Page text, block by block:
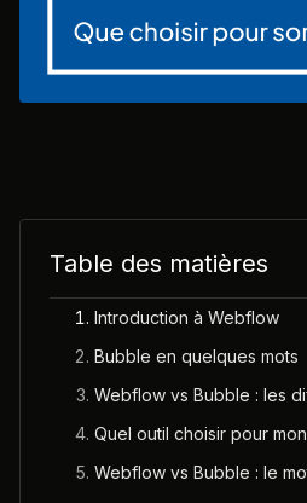
Table des matières
Introduction à Webflow
Bubble en quelques mots
Webflow vs Bubble : les
Quel outil choisir pour
Webflow vs Bubble : le